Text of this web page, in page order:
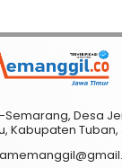
Desa
Kabupaten Tuban,